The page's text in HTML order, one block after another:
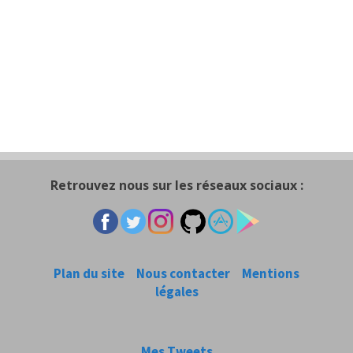
Retrouvez nous sur les réseaux sociaux :
Plan du site Nous contacter
Mentions
légales